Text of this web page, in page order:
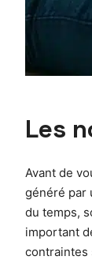
Les
Avant de
généré par
du temps,
important
contraintes